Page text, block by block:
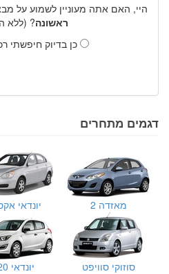
היי, האם אתה מעוניין לשמוע על
ראשונה? (ללא
כן בדיוק חיפשתי
דגמים מתחרים
מאזדה 2 יונדאי
סוזוקי סוויפט יונדאי i20